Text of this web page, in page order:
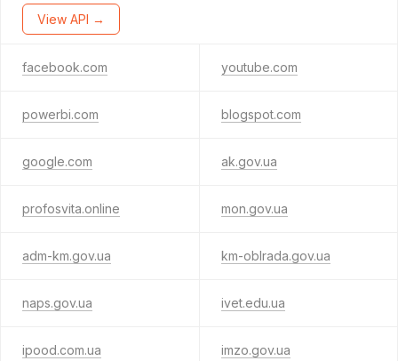
View API →
facebook.com youtube.com
powerbi.com blogspot.com
google.com ak.gov.ua
profosvita.online mon.gov.ua
adm-km.gov.ua km-oblrada.gov.ua
naps.gov.ua ivet.edu.ua
ipood.com.ua imzo.gov.ua